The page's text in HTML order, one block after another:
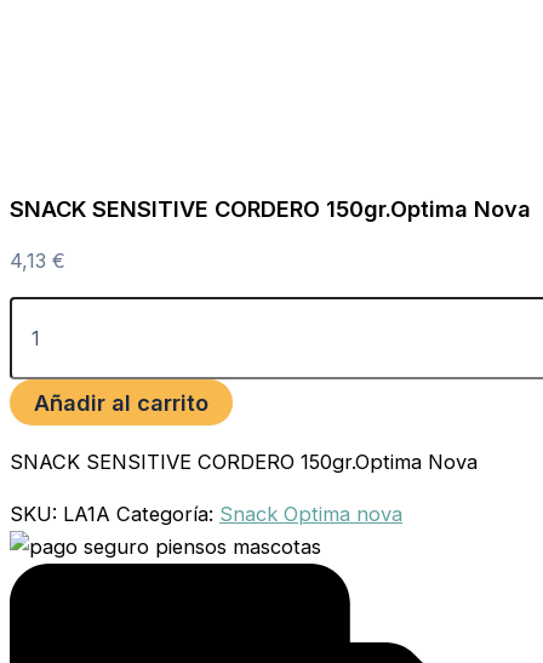
SNACK SENSITIVE CORDERO 150gr.Optima Nova
4,13 €
Añadir al carrito
SNACK SENSITIVE CORDERO 150gr.Optima Nova
SKU: LA1A Categoría: Snack Optima nova